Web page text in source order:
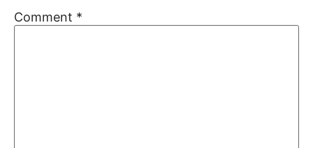
Comment *